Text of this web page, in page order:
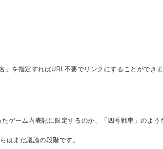
を指定すればURL不要でリンクにすることができま
ゲーム内表記に限定するのか、「四号戦車」のよ
はまだ議論の段階です。